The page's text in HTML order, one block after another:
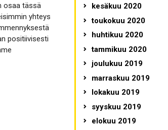
osaa tässä
yhteys
positiivisesti
kesäkuu 2020
toukokuu 2020
huhtikuu 2020
tammikuu 2020
joulukuu 2019
marraskuu 2019
lokakuu 2019
syyskuu 2019
elokuu 2019